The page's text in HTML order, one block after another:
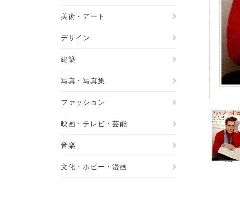
美術・アート
デザイン
建築
写真・写真集
ファッション
映画・テレビ・芸能
音楽
文化・ホビー・漫画